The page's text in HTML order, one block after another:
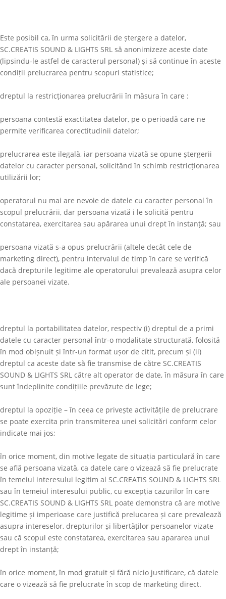
Este posibil ca, în urma solicitării de ștergere a datelor,
SC.CREATIS SOUND & LIGHTS SRL să anonimizeze aceste date
(lipsindu-le astfel de caracterul personal) și să continue în aceste
condiții prelucrarea pentru scopuri statistice;
dreptul la restricționarea prelucrării în măsura în care :
persoana contestă exactitatea datelor, pe o perioadă care ne
permite verificarea corectitudinii datelor;
prelucrarea este ilegală, iar persoana vizată se opune ștergerii
datelor cu caracter personal, solicitând în schimb restricționarea
utilizării lor;
operatorul nu mai are nevoie de datele cu caracter personal în
scopul prelucrării, dar persoana vizată i le solicită pentru
constatarea, exercitarea sau apărarea unui drept în instanță; sau
persoana vizată s-a opus prelucrării (altele decât cele de
marketing direct), pentru intervalul de timp în care se verifică
dacă drepturile legitime ale operatorului prevalează asupra celor
ale persoanei vizate.
dreptul la portabilitatea datelor, respectiv (i) dreptul de a primi
datele cu caracter personal într-o modalitate structurată, folosită
în mod obișnuit și într-un format ușor de citit, precum și (ii)
dreptul ca aceste date să fie transmise de către SC.CREATIS
SOUND & LIGHTS SRL către alt operator de date, în măsura în care
sunt îndeplinite condițiile prevăzute de lege;
dreptul la opoziție – în ceea ce privește activitățile de prelucrare
se poate exercita prin transmiterea unei solicitări conform celor
indicate mai jos;
în orice moment, din motive legate de situația particulară în care
se află persoana vizată, ca datele care o vizează să fie prelucrate
în temeiul interesului legitim al SC.CREATIS SOUND & LIGHTS SRL
sau în temeiul interesului public, cu excepția cazurilor în care
SC.CREATIS SOUND & LIGHTS SRL poate demonstra că are motive
legitime și imperioase care justifică prelucarea și care prevalează
asupra intereselor, drepturilor și libertăților persoanelor vizate
sau că scopul este constatarea, exercitarea sau apararea unui
drept în instanță;
în orice moment, în mod gratuit și fără nicio justificare, că datele
care o vizează să fie prelucrate în scop de marketing direct.